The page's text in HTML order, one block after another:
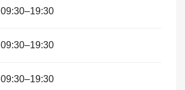
09:30–19:30
09:30–19:30
09:30–19:30